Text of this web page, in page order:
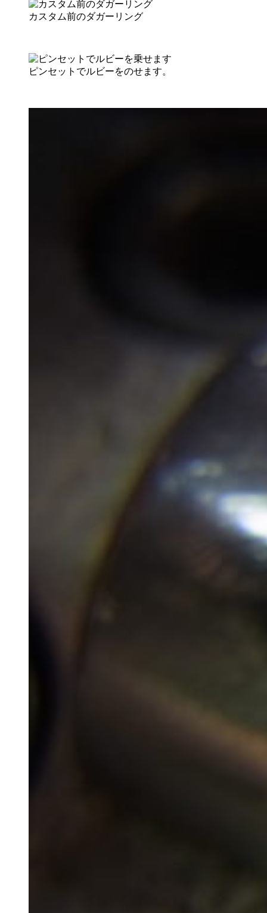
カスタム前のダガーリング
ピンセットでルビーをのせます。